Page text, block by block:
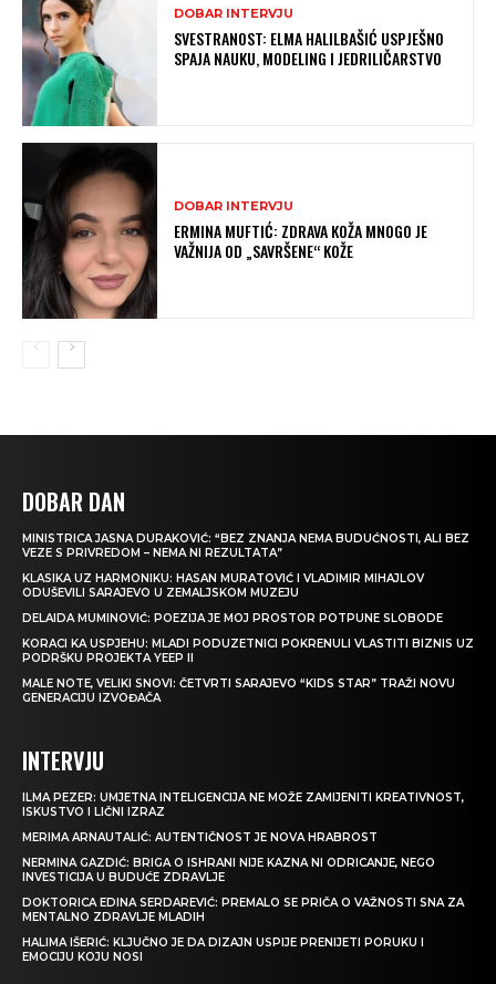
DOBAR INTERVJU
SVESTRANOST: ELMA HALILBAŠIĆ USPJEŠNO
SPAJA NAUKU, MODELING I JEDRILIČARSTVO
DOBAR INTERVJU
ERMINA MUFTIĆ: ZDRAVA KOŽA MNOGO JE
VAŽNIJA OD „SAVRŠENE“ KOŽE
DOBAR DAN
MINISTRICA JASNA DURAKOVIĆ: “BEZ ZNANJA NEMA BUDUĆNOSTI, ALI BEZ
VEZE S PRIVREDOM – NEMA NI REZULTATA”
KLASIKA UZ HARMONIKU: HASAN MURATOVIĆ I VLADIMIR MIHAJLOV
ODUŠEVILI SARAJEVO U ZEMALJSKOM MUZEJU
DELAIDA MUMINOVIĆ: POEZIJA JE MOJ PROSTOR POTPUNE SLOBODE
KORACI KA USPJEHU: MLADI PODUZETNICI POKRENULI VLASTITI BIZNIS UZ
PODRŠKU PROJEKTA YEEP II
MALE NOTE, VELIKI SNOVI: ČETVRTI SARAJEVO “KIDS STAR” TRAŽI NOVU
GENERACIJU IZVOĐAČA
INTERVJU
ILMA PEZER: UMJETNA INTELIGENCIJA NE MOŽE ZAMIJENITI KREATIVNOST,
ISKUSTVO I LIČNI IZRAZ
MERIMA ARNAUTALIĆ: AUTENTIČNOST JE NOVA HRABROST
NERMINA GAZDIĆ: BRIGA O ISHRANI NIJE KAZNA NI ODRICANJE, NEGO
INVESTICIJA U BUDUĆE ZDRAVLJE
DOKTORICA EDINA SERDAREVIĆ: PREMALO SE PRIČA O VAŽNOSTI SNA ZA
MENTALNO ZDRAVLJE MLADIH
HALIMA IŠERIĆ: KLJUČNO JE DA DIZAJN USPIJE PRENIJETI PORUKU I
EMOCIJU KOJU NOSI